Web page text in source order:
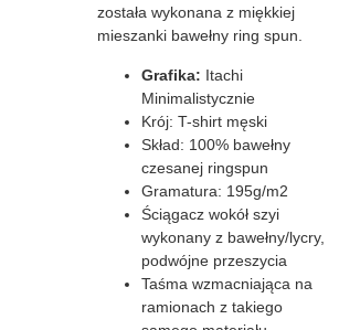
została wykonana z miękkiej
mieszanki bawełny ring spun.
Grafika: Itachi
Minimalistycznie
Krój: T-shirt męski
Skład: 100% bawełny
czesanej ringspun
Gramatura: 195g/m2
Ściągacz wokół szyi
wykonany z bawełny/lycry,
podwójne przeszycia
Taśma wzmacniająca na
ramionach z takiego